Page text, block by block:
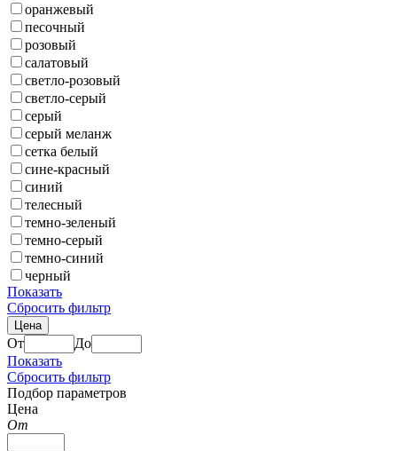
оранжевый
песочный
розовый
салатовый
светло-розовый
светло-серый
серый
серый меланж
сетка белый
сине-красный
синий
телесный
темно-зеленый
темно-серый
темно-синий
черный
Показать
Сбросить фильтр
Цена
От
До
Показать
Сбросить фильтр
Подбор параметров
Цена
От